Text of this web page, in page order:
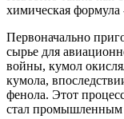
химическая
Первоначально
сырье для
войны, кумол
кумола,
фенола. Этот
стал промышленным